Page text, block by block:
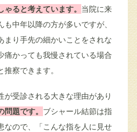
ると考えています。 当院に来
中年以降の方が多いですが、
まり手先の細かいことをされな
痛かっても我慢されている場合
察できます。
が受診される大きな理由があり
題です。 ブシャール結節は指
なので、「こんな指を人に見せ